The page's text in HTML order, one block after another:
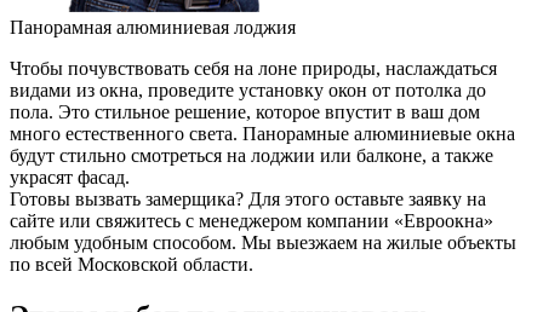
Панорамная алюминиевая лоджия
Чтобы почувствовать себя на лоне природы, наслаждаться
видами из окна, проведите установку окон от потолка до
пола. Это стильное решение, которое впустит в ваш дом
много естественного света. Панорамные алюминиевые окна
будут стильно смотреться на лоджии или балконе, а также
украсят фасад.
Готовы вызвать замерщика? Для этого оставьте заявку на
сайте или свяжитесь с менеджером компании «Евроокна»
любым удобным способом. Мы выезжаем на жилые объекты
по всей Московской области.